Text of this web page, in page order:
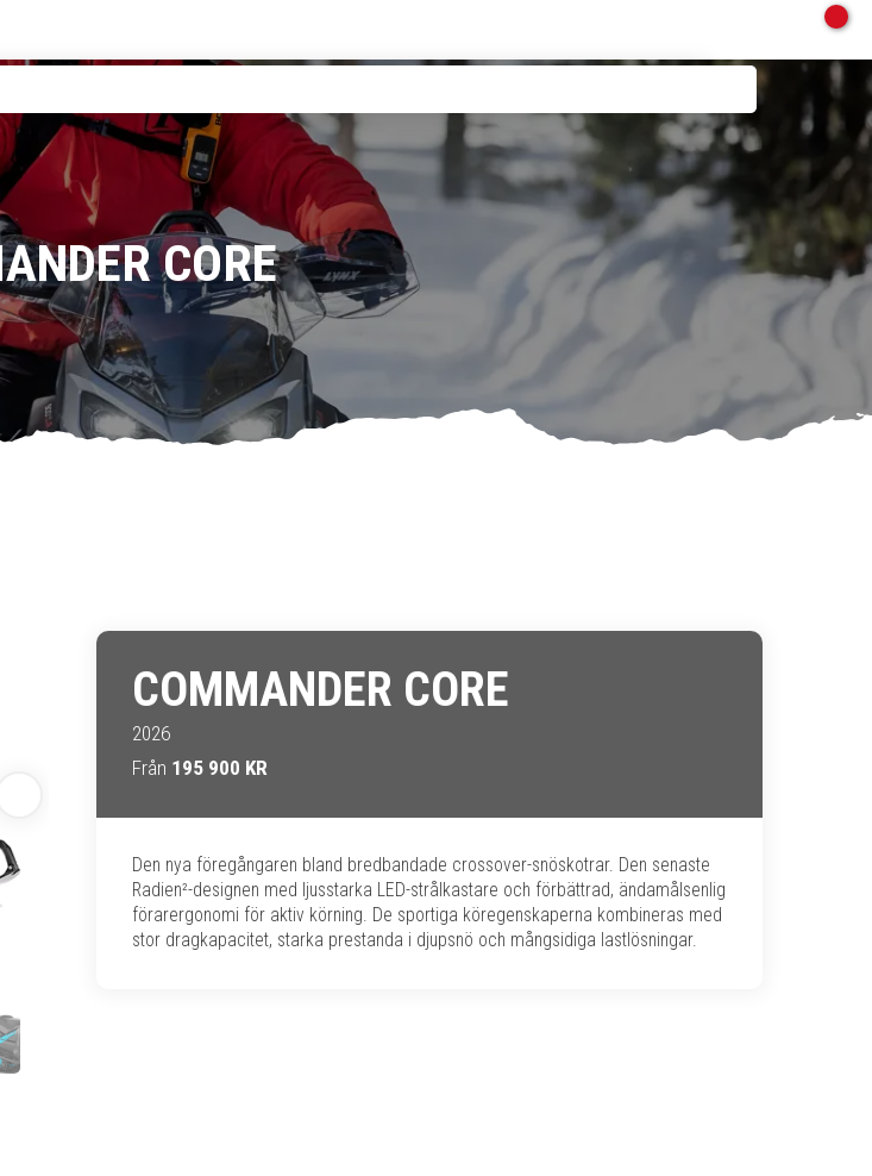
CORE
COMMANDER CORE
2026
Från 195 900 KR
Den nya föregångaren bland bredbandade crossover-snöskotrar. Den senaste
Radien²-designen med ljusstarka LED-strålkastare och förbättrad, ändamålsenlig
förarergonomi för aktiv körning. De sportiga köregenskaperna kombineras med
stor dragkapacitet, starka prestanda i djupsnö och mångsidiga lastlösningar.